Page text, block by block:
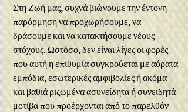
Στη Ζωή μας, συχνά βιώνουμε την έντονη
παρόρμηση να προχωρήσουμε, να
δράσουμε και να κατακτήσουμε νέους
στόχους. Ωστόσο, δεν είναι λίγες οι φορές
που αυτή η επιθυμία συγκρούεται με αόρατα
εμπόδια, εσωτερικές αμφιβολίες ή ακόμα
και βαθιά ριζωμένα ασυνείδητα ή συνειδητά
μοτίβα που προέρχονται από το παρελθόν